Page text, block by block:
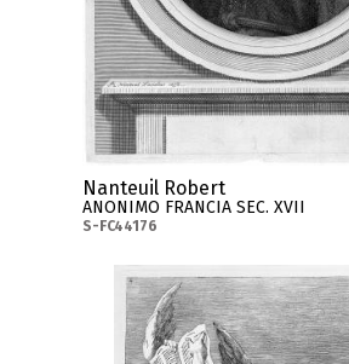
Nanteuil Robert
ANONIMO FRANCIA SEC. XVII
S-FC44176